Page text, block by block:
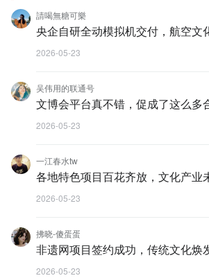
請喝無糖可樂
央企自研全动模拟机交付，航空文
2026-05-23
吴伟用的联通号
文博会平台真不错，促成了这么多
2026-05-23
一江春水tw
各地特色项目百花齐放，文化产业
2026-05-23
拂晓-傻蛋蛋
非遗网项目签约成功，传统文化焕
2026-05-23